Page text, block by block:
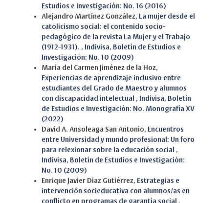
Estudios e Investigación: No. 16 (2016)
Alejandro Martínez González, La mujer desde el
catolicismo social: el contenido socio-
pedagógico de la revista La Mujer y el Trabajo
(1912-1931). , Indivisa, Boletín de Estudios e
Investigación: No. 10 (2009)
María del Carmen Jiménez de la Hoz,
Experiencias de aprendizaje inclusivo entre
estudiantes del Grado de Maestro y alumnos
con discapacidad intelectual , Indivisa, Boletín
de Estudios e Investigación: No. Monografía XV
(2022)
David A. Ansoleaga San Antonio, Encuentros
entre Universidad y mundo profesional: Un foro
para relexionar sobre la educación social ,
Indivisa, Boletín de Estudios e Investigación:
No. 10 (2009)
Enrique Javier Díaz Gutiérrez, Estrategias e
intervención socieducativa con alumnos/as en
conflicto en programas de garantía social ,